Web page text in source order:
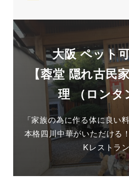
大阪 ペット
【蓉堂 隠れ古民
理 （ロンタ
「家族の為に作る体に良い
本格四川中華がいただける
Kレストラ